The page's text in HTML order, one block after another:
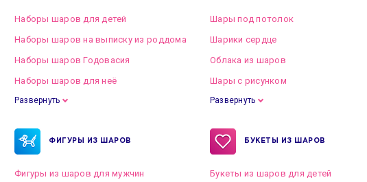
Наборы шаров для детей
Наборы шаров на выписку из роддома
Наборы шаров Годовасия
Наборы шаров для неё
Развернуть
Шары под потолок
Шарики сердце
Облака из шаров
Шары с рисунком
Развернуть
ФИГУРЫ ИЗ ШАРОВ
Фигуры из шаров для мужчин
БУКЕТЫ ИЗ ШАРОВ
Букеты из шаров для детей